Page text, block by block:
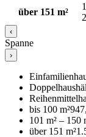
über 151 m²
‹
Spanne
›
bis 100 m²
101 m² – 150
über 151 m²